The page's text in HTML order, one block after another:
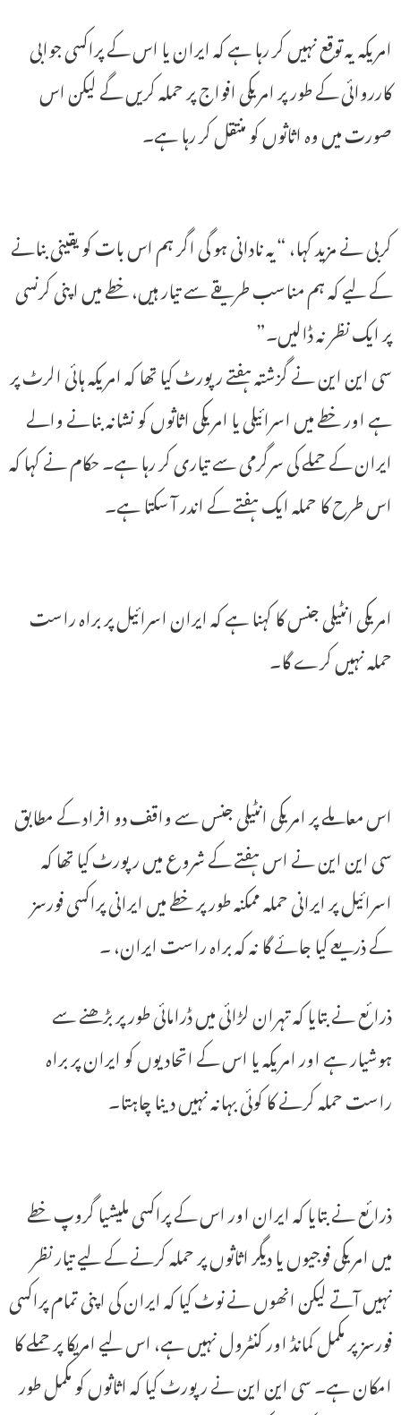
امریکہ یہ توقع نہیں کر رہا ہے کہ ایران یا اس کے پراکسی جوابی
کارروائی کے طور پر امریکی افواج پر حملہ کریں گے لیکن اس
صورت میں وہ اثاثوں کو منتقل کر رہا ہے۔
کربی نے مزید کہا، “یہ نادانی ہو گی اگر ہم اس بات کو یقینی بنانے
کے لیے کہ ہم مناسب طریقے سے تیار ہیں، خطے میں اپنی کرنسی
پر ایک نظر نہ ڈالیں۔”
سی این این نے گزشتہ ہفتے رپورٹ کیا تھا کہ امریکہ ہائی الرٹ پر
ہے اور خطے میں اسرائیلی یا امریکی اثاثوں کو نشانہ بنانے والے
ایران کے حملے کی سرگرمی سے تیاری کر رہا ہے۔ حکام نے کہا کہ
اس طرح کا حملہ ایک ہفتے کے اندر آ سکتا ہے۔
امریکی انٹیلی جنس کا کہنا ہے کہ ایران اسرائیل پر براہ راست
حملہ نہیں کرے گا۔
اس معاملے پر امریکی انٹیلی جنس سے واقف دو افراد کے مطابق
سی این این نے اس ہفتے کے شروع میں رپورٹ کیا تھا کہ
اسرائیل پر ایرانی حملہ ممکنہ طور پر خطے میں ایرانی پراکسی فورسز
کے ذریعے کیا جائے گا نہ کہ براہ راست ایران، ۔
ذرائع نے بتایا کہ تہران لڑائی میں ڈرامائی طور پر بڑھنے سے
ہوشیار ہے اور امریکہ یا اس کے اتحادیوں کو ایران پر براہ
راست حملہ کرنے کا کوئی بہانہ نہیں دینا چاہتا۔
ذرائع نے بتایا کہ ایران اور اس کے پراکسی ملیشیا گروپ خطے
میں امریکی فوجیوں یا دیگر اثاثوں پر حملہ کرنے کے لیے تیار نظر
نہیں آتے لیکن انھوں نے نوٹ کیا کہ ایران کی اپنی تمام پراکسی
فورسز پر مکمل کمانڈ اور کنٹرول نہیں ہے، اس لیے امریکا پر حملے کا
امکان ہے۔ سی این این نے رپورٹ کیا کہ اثاثوں کو مکمل طور